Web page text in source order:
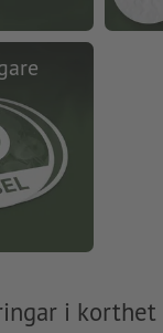
i korthet